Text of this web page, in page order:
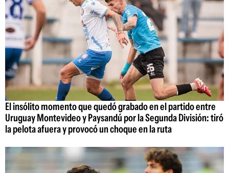
El insólito momento que quedó grabado en el partido entre
Uruguay Montevideo y Paysandú por la Segunda División: tiró
la pelota afuera y provocó un choque en la ruta